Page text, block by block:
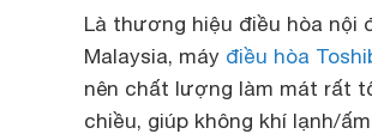
Là thương hiệu điều hòa nội
Malaysia, máy điều hòa
nên chất lượng làm mát rất
chiều, giúp không khí lạnh/